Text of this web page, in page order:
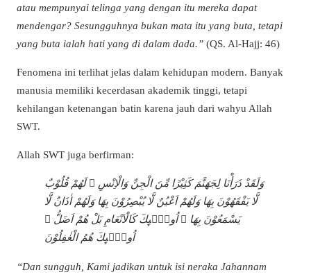
atau mempunyai telinga yang dengan itu mereka dapat
mendengar? Sesungguhnya bukan mata itu yang buta, tetapi
yang buta ialah hati yang di dalam dada.” (QS. Al-Hajj: 46)
Fenomena ini terlihat jelas dalam kehidupan modern. Banyak
manusia memiliki kecerdasan akademik tinggi, tetapi
kehilangan ketenangan batin karena jauh dari wahyu Allah
SWT.
Allah SWT juga berfirman:
وَلَقَدْ ذَرَأْنَا لِجَهَنَّمَ كَثِيْرًا مِّنَ الْجِنِّ وَالْاِنْسِ ۖ لَهُمْ قُلُوْبٌ
لَّا يَفْقَهُوْنَ بِهَا وَلَهُمْ اَعْيُنٌ لَّا يُبْصِرُوْنَ بِهَا وَلَهُمْ اٰذَانٌ لَّا
يَسْمَعُوْنَ بِهَا ۗ اُولٰۤىِٕكَ كَالْاَنْعَامِ بَلْ هُمْ اَضَلُّ ۗ
اُولٰۤىِٕكَ هُمُ الْغٰفِلُوْنَ
“Dan sungguh, Kami jadikan untuk isi neraka Jahannam